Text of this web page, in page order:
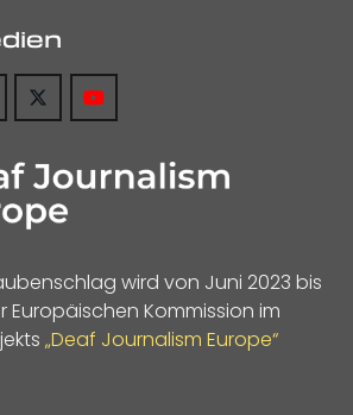
wird von Juni 2023 bis
Europäischen Kommission im
„Deaf Journalism Europe“